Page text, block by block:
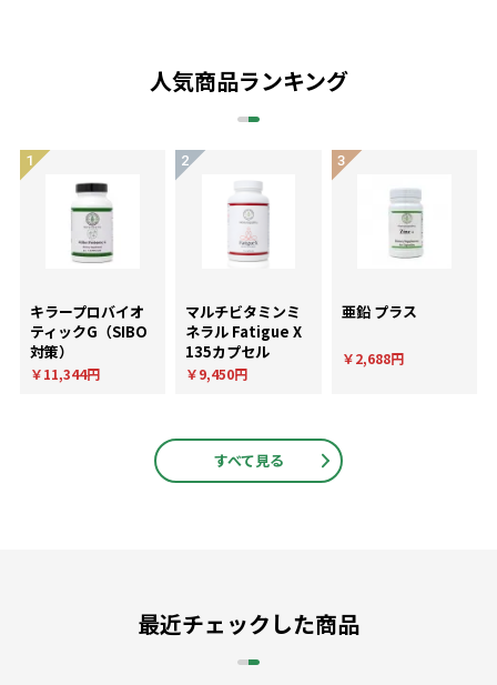
人気商品ランキング
キラープロバイオ
ティックG（SIBO
対策）
￥11,344円
マルチビタミンミ
ネラル Fatigue X
135カプセル
￥9,450円
亜鉛 プラス
￥2,688円
すべて見る
最近チェックした商品